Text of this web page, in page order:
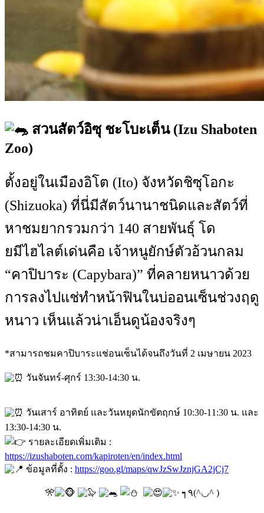
สวนสัตว์อิซุ ชะโบะเต็น (Izu Shaboten
Zoo)
ตั้งอยู่ในเมืองอิโต (Ito) จังหวัดชิซุโอกะ
(Shizuoka) ที่นี่มีสัตว์นานาชนิดและสัตว์ที่
หาชมยากรวมกว่า 140 สายพันธุ์ โด
ยมีไฮไลต์เด่นคือ เจ้าหนูยักษ์ตัวอ้วนกลม
“คาปิบาระ (Capybara)” ที่คลายหนาวด้วย
การลงไปแช่ทำหน้าฟินในบ่ออนเซ็นช่วงฤดู
หนาว เห็นแล้วน่าเอ็นดูน้องจริงๆ
*สามารถชมคาปิบาระแช่อนเซ็นได้จนถึงวันที่ 2 เมษายน 2023
วันจันทร์-ศุกร์ 13:30-14:30 น.
วันเสาร์ อาทิตย์ และวันหยุดนักขัตฤกษ์ 10:30-11:30 น. และ
13:30-14:30 น.
รายละเอียดเพิ่มเติม :
https://izushaboten.com/kapiroten/en/index.html
ข้อมูลที่ตั้ง : https://goo.gl/maps/qwJzSwJznjGA2jCj7
🎌 ┑٩(^◡^ )